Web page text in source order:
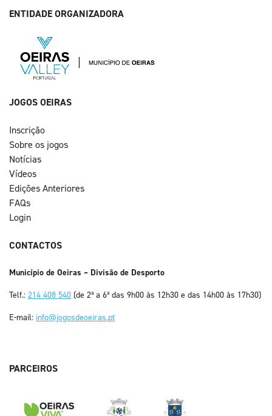
ENTIDADE ORGANIZADORA
JOGOS OEIRAS
Inscrição
Sobre os jogos
Notícias
Vídeos
Edições Anteriores
FAQs
Login
CONTACTOS
Município de Oeiras – Divisão de Desporto
Telf.: 214 408 540 (de 2ª a 6ª das 9h00 às 12h30 e das 14h00 às 17h30)
E-mail: info@jogosdeoeiras.pt
PARCEIROS